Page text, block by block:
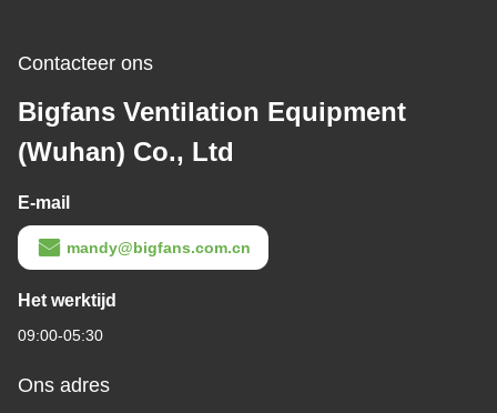
Contacteer ons
Bigfans Ventilation Equipment
(Wuhan) Co., Ltd
E-mail
mandy@bigfans.com.cn
Het werktijd
09:00-05:30
Ons adres